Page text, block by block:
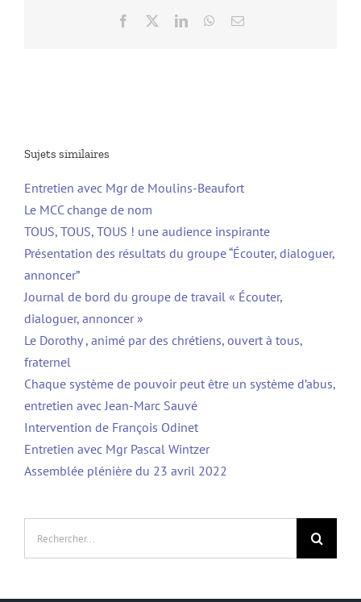
Facebook LinkedInWhatsApp
Email
Sujets similaires
Entretien avec Mgr de Moulins-Beaufort
Le MCC change de nom
TOUS, TOUS, TOUS ! une audience inspirante
Présentation des résultats du groupe “Écouter, dialoguer,
annoncer”
Journal de bord du groupe de travail « Écouter,
dialoguer, annoncer »
Le Dorothy , animé par des chrétiens, ouvert à tous,
fraternel
Chaque système de pouvoir peut être un système d’abus,
entretien avec Jean-Marc Sauvé
Intervention de François Odinet
Entretien avec Mgr Pascal Wintzer
Assemblée plénière du 23 avril 2022